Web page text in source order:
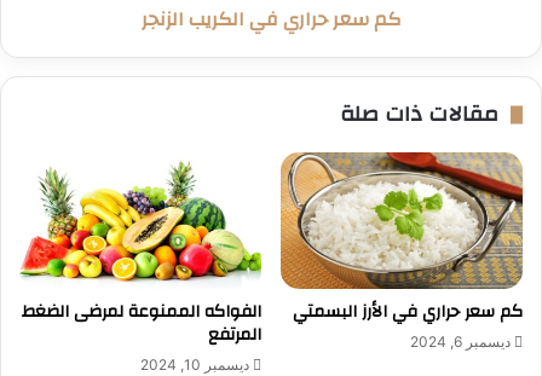
كم سعر حراري في الكريب الزنجر
مقالات ذات صلة
كم سعر حراري في الأرز البسمتي
ديسمبر 6, 2024
الفواكه الممنوعة لمرضى الضغط
المرتفع
ديسمبر 10, 2024